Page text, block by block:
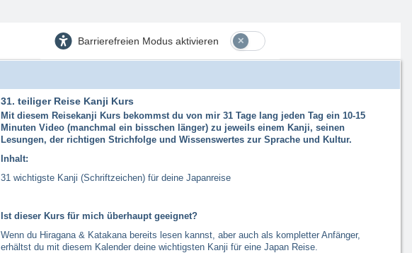
Barrierefreien Modus aktivieren
31. teiliger Reise Kanji Kurs
Mit diesem Reisekanji Kurs bekommst du von mir 31 Tage lang jeden Tag ein 10-15
Minuten Video (manchmal ein bisschen länger) zu jeweils einem Kanji, seinen
Lesungen, der richtigen Strichfolge und Wissenswertes zur Sprache und Kultur.
Inhalt:
31 wichtigste Kanji (Schriftzeichen) für deine Japanreise
Ist dieser Kurs für mich überhaupt geeignet?
Wenn du Hiragana & Katakana bereits lesen kannst, aber auch als kompletter Anfänger,
erhältst du mit diesem Kalender deine wichtigsten Kanji für eine Japan Reise.